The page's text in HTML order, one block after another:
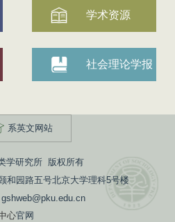
学术资源
社会理论学报
系英文网站
学研究所 版权所有
和园路五号北京大学理科5号楼
心官网